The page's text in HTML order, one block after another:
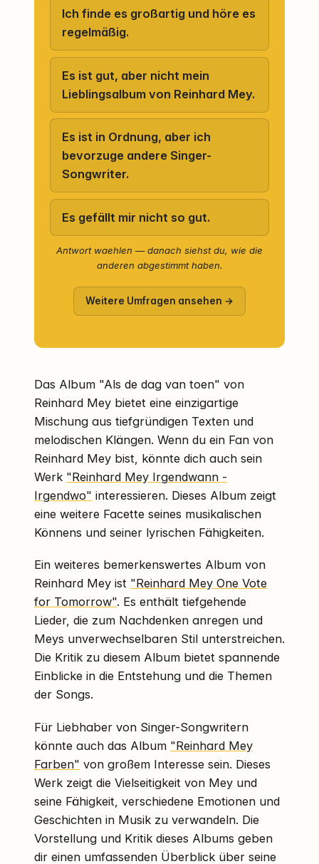
Ich finde es großartig und höre es
regelmäßig.
Es ist gut, aber nicht mein
Lieblingsalbum von Reinhard Mey.
Es ist in Ordnung, aber ich
bevorzuge andere Singer-
Songwriter.
Es gefällt mir nicht so gut.
Antwort waehlen — danach siehst du, wie die
anderen abgestimmt haben.
Weitere Umfragen ansehen →
Das Album "Als de dag van toen" von
Reinhard Mey bietet eine einzigartige
Mischung aus tiefgründigen Texten und
melodischen Klängen. Wenn du ein Fan von
Reinhard Mey bist, könnte dich auch sein
Werk "Reinhard Mey Irgendwann -
Irgendwo" interessieren. Dieses Album zeigt
eine weitere Facette seines musikalischen
Könnens und seiner lyrischen Fähigkeiten.
Ein weiteres bemerkenswertes Album von
Reinhard Mey ist "Reinhard Mey One Vote
for Tomorrow". Es enthält tiefgehende
Lieder, die zum Nachdenken anregen und
Meys unverwechselbaren Stil unterstreichen.
Die Kritik zu diesem Album bietet spannende
Einblicke in die Entstehung und die Themen
der Songs.
Für Liebhaber von Singer-Songwritern
könnte auch das Album "Reinhard Mey
Farben" von großem Interesse sein. Dieses
Werk zeigt die Vielseitigkeit von Mey und
seine Fähigkeit, verschiedene Emotionen und
Geschichten in Musik zu verwandeln. Die
Vorstellung und Kritik dieses Albums geben
dir einen umfassenden Überblick über seine